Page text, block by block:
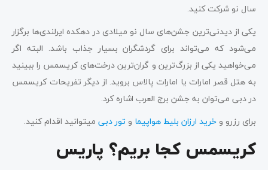
سال نو شرکت کنید.
یکی از دیدنی‌ترین جشن‌های سال نو میلادی در دهکده ایرلندی‌ها برگزار
می‌شود که می‌تواند برای گردشگران بسیار جذاب باشد. البته اگر
می‌خواهید یکی از بزرگ‌ترین و گران‌ترین درخت‌های کریسمس را ببینید
به هتل قصر امارات یا امارات پالاس بروید. از دیگر تفریحات کریسمس
در دبی می‌توان به جشن برج العرب اشاره کرد.
برای رزرو و خرید ارزان بلیط هواپیما و تور دبی میتوانید اقدام کنید.
کریسمس کجا بریم؟ پاریس